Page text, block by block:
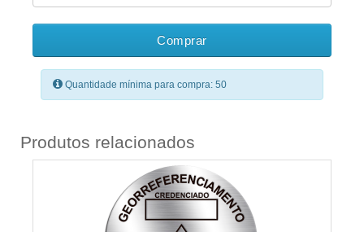
Comprar
Quantidade mínima para compra: 50
Produtos relacionados